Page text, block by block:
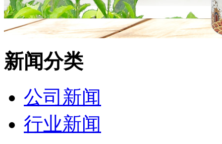
新闻分类
公司新闻
行业新闻